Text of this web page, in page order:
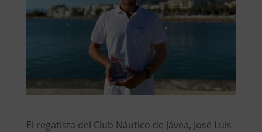
El regatista del Club Náutico de Jávea, José Luis